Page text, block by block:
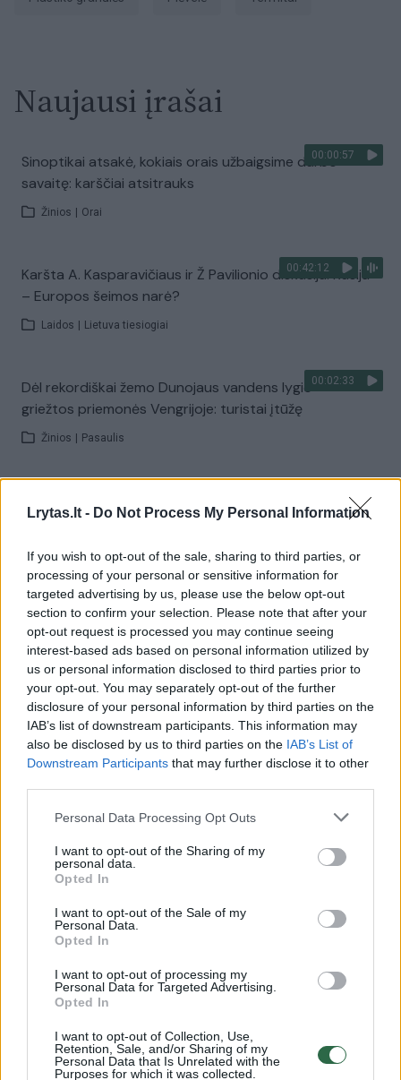
Lrytas.lt - Do Not Process My Personal Information
If you wish to opt-out of the sale, sharing to third parties, or
processing of your personal or sensitive information for
targeted advertising by us, please use the below opt-out
section to confirm your selection. Please note that after your
opt-out request is processed you may continue seeing
interest-based ads based on personal information utilized by
us or personal information disclosed to third parties prior to
your opt-out. You may separately opt-out of the further
disclosure of your personal information by third parties on the
IAB’s list of downstream participants. This information may
also be disclosed by us to third parties on the IAB’s List of
Downstream Participants that may further disclose it to other
Personal Data Processing Opt Outs
I want to opt-out of the Sharing of my
personal data.
Opted In
I want to opt-out of the Sale of my
Personal Data.
Opted In
I want to opt-out of processing my
Personal Data for Targeted Advertising.
Opted In
I want to opt-out of Collection, Use,
Retention, Sale, and/or Sharing of my
Personal Data that Is Unrelated with the
Purposes for which it was collected.
Naujausi įrašai
00:00:57
Sinoptikai atsakė, kokiais orais užbaigsime darbo
savaitę: karščiai atsitrauks
Žinios Orai
00:42:12
Karšta A. Kasparavičiaus ir Ž Pavilionio diskusija: Rusija
– Europos šeimos narė?
Laidos Lietuva tiesiogiai
00:02:33
Dėl rekordiškai žemo Dunojaus vandens lygio –
griežtos priemonės Vengrijoje: turistai įtūžę
Žinios Pasaulis
Kuprines pasvėrę specialistai įspėja apie pavojingą
įprotį: tą daro daugiau nei pusė pradinukų
Lietuvos diena
Visi įrašai
Žiūrimiausi įrašai
Vaizdai iš tragiškos avarijos Vilniaus r.: dviejų moterų ir
Žinios Lietuvos diena
00:00:57
Savaitės vidurys nusimato karštas: temperatūra kils iki
Žinios | Orai
00:00:59
Nufilmavo, kaip patvino Vilniaus Vakarinis aplinkkelis:
vaizdas pribloškia
Žinios | Lietuvos diena